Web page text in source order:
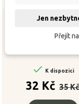
Háčky Yamatsu
 K dispozici
32 Kč
cena
35 Kč
Jen
Přejít